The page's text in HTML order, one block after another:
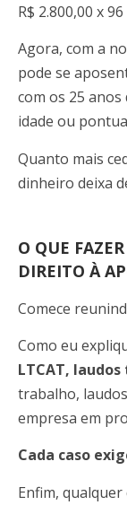
R$ 2.800,00 x 96
Agora, com a
pode se
com os 25 anos
idade ou
Quanto mais
dinheiro deixa
O QUE
DIREITO À
Comece
Como eu
LTCAT,
trabalho,
empresa em
Cada caso
Enfim,